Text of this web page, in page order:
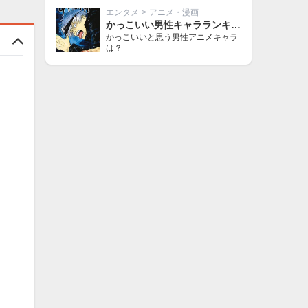
エンタメ > アニメ・漫画
かっこいい男性キャラランキング
かっこいいと思う男性アニメキャラ
は？